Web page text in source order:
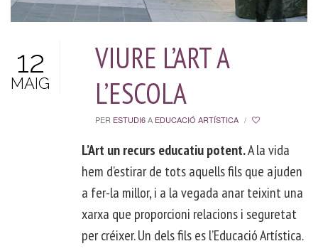
12
MAIG
VIURE L’ART A
L’ESCOLA
PER ESTUDI6A EDUCACIÓ ARTÍSTICA /
L’Art un recurs educatiu potent.A la vida
hem d’estirar de tots aquells fils que ajuden
a fer-la millor, i a la vegada anar teixint una
xarxa que proporcioni relacions i seguretat
per créixer. Un dels fils es l’Educació Artística.